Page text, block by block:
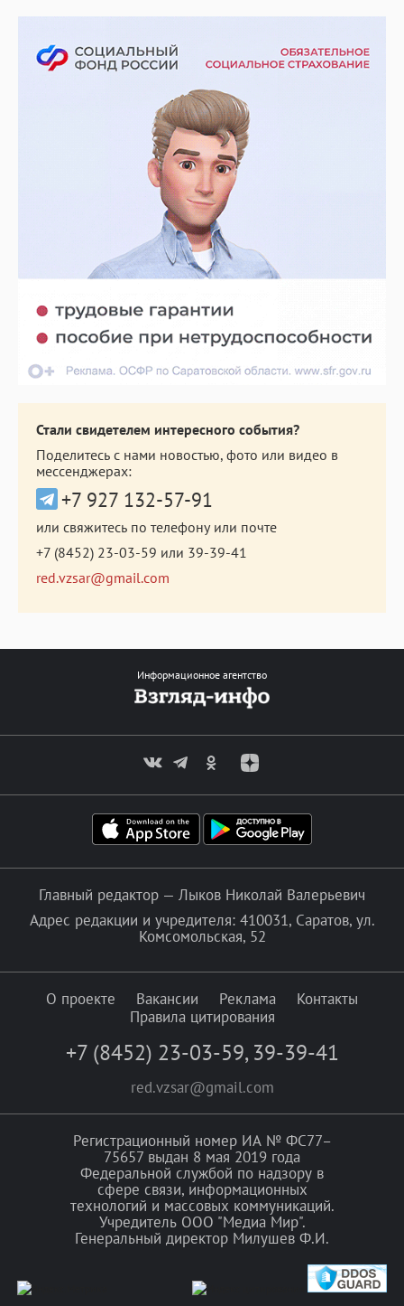
Стали свидетелем интересного события?
Поделитесь с нами новостью, фото или видео в
мессенджерах:
+7 927 132-57-91
или свяжитесь по телефону или почте
+7 (8452) 23-03-59 или 39-39-41
red.vzsar@gmail.com
Информационное агентство
Главный редактор — Лыков Николай Валерьевич
Адрес редакции и учредителя: 410031, Саратов, ул.
Комсомольская, 52
О проекте Вакансии Реклама
Контакты
Правила цитирования
+7 (8452) 23-03-59, 39-39-41
red.vzsar@gmail.com
Регистрационный номер ИА № ФС77–
75657 выдан 8 мая 2019 года
Федеральной службой по надзору в
сфере связи, информационных
технологий и массовых коммуникаций.
Учредитель ООО "Медиа Мир".
Генеральный директор Милушев Ф.И.